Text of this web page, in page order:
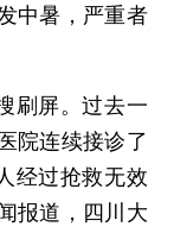
中暑，严重者
刷屏。过去一
院连续接诊了
经过抢救无效
报道，四川大